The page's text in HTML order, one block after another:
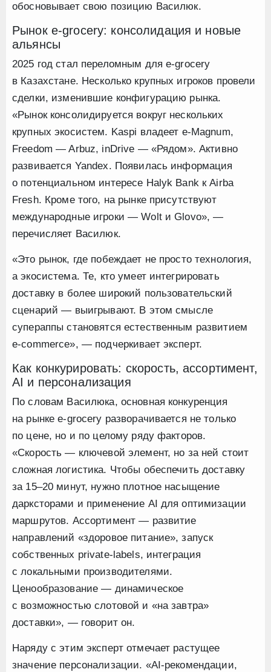
обосновывает свою позицию Василюк.
Рынок e-grocery: консолидация и новые
альянсы
2025 год стал переломным для e-grocery
в Казахстане. Несколько крупных игроков провели
сделки, изменившие конфигурацию рынка.
«Рынок консолидируется вокруг нескольких
крупных экосистем. Kaspi владеет e-Magnum,
Freedom — Arbuz, inDrive — «Рядом». Активно
развивается Yandex. Появилась информация
о потенциальном интересе Halyk Bank к Airba
Fresh. Кроме того, на рынке присутствуют
международные игроки — Wolt и Glovo», —
перечисляет Василюк.
«Это рынок, где побеждает не просто технология,
а экосистема. Те, кто умеет интегрировать
доставку в более широкий пользовательский
сценарий — выигрывают. В этом смысле
супераппы становятся естественным развитием
e-commerce», — подчеркивает эксперт.
Как конкурировать: скорость, ассортимент,
AI и персонализация
По словам Василюка, основная конкуренция
на рынке e-grocery разворачивается не только
по цене, но и по целому ряду факторов.
«Скорость — ключевой элемент, но за ней стоит
сложная логистика. Чтобы обеспечить доставку
за 15–20 минут, нужно плотное насыщение
дарксторами и применение AI для оптимизации
маршрутов. Ассортимент — развитие
направлений «здоровое питание», запуск
собственных private-labels, интеграция
с локальными производителями.
Ценообразование — динамическое
с возможностью слотовой и «на завтра»
доставки», — говорит он.
Наряду с этим эксперт отмечает растущее
значение персонализации. «AI-рекомендации,